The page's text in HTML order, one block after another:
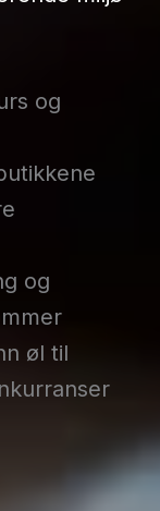
og
og
øl til